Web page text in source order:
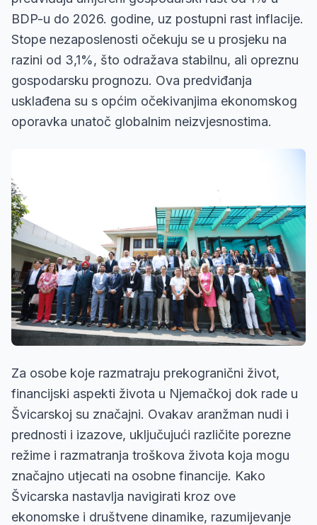
BDP-u do 2026. godine, uz postupni rast inflacije.
Stope nezaposlenosti očekuju se u prosjeku na
razini od 3,1%, što odražava stabilnu, ali opreznu
gospodarsku prognozu. Ova predviđanja
usklađena su s općim očekivanjima ekonomskog
oporavka unatoč globalnim neizvjesnostima.
Za osobe koje razmatraju prekogranični život,
financijski aspekti života u Njemačkoj dok rade u
Švicarskoj su značajni. Ovakav aranžman nudi i
prednosti i izazove, uključujući različite porezne
režime i razmatranja troškova života koja mogu
značajno utjecati na osobne financije. Kako
Švicarska nastavlja navigirati kroz ove
ekonomske i društvene dinamike, razumijevanje